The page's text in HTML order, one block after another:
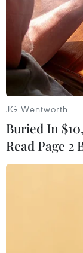
#Nhật Bản
#Nghi phạm
Theo
TIN
Mở ra giai
quan hệ giữa
JG Wentworth
Buried In
Read Page 2